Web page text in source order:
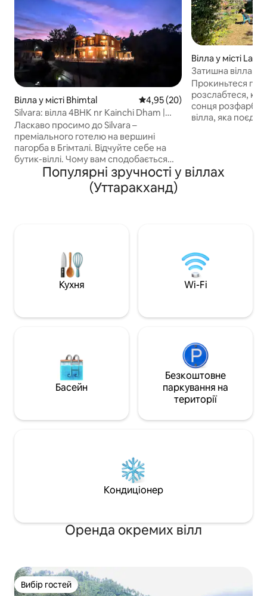
Вілла у місті Bhimtal Середня оцінка: 4,95 з 5,
4,95 (20)
Silvara: вілла 4BHK nr Kainchi Dham |
вид на вершину пагорба
Ласкаво просимо до Silvara –
преміального готелю на вершині
пагорба в Бгімталі. Відчуйте себе на
бутик-віллі. Чому вам сподобається
гостювати тут: 🏔️ Краєвид: вид на гори
та небо на 180°. 🔥 Атмосфера:
приватне багаття та відпочинок на
на вершині пагорба, але лише за
2 хвилини їзди до головного ринку.
Паркування: безпечна приватна
парковка для 3–4 позашляховиків.
(високошвидкісний Wi-Fi).
Вілла у місті
Затишна вілла з
в Лансдауні
Прокиньтеся під
розслабтеся,
сонця розфарбують
вілла, яка
й мрієте про
ранок під спів
обладнана кухня. Басейн за
плату.
Популярні зручності у віллах
(Уттаракханд)
Кухня Wi-Fi
Басейн
Безкоштовне
паркування на
території
Кондиціонер
Оренда окремих вілл
Вибір гостей
Вибір гостей